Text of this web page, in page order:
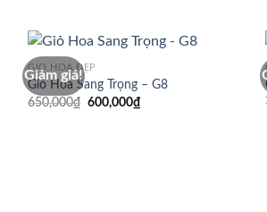
Giảm giá!
GIỎ HOA ĐẸP
Giỏ Hoa Sang Trọng – G8
650,000₫ Giá
600,000₫